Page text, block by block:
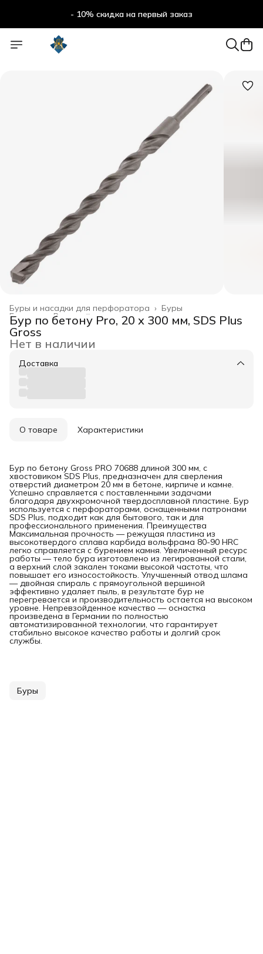
- 10% скидка на первый заказ
Буры
Буры и насадки для перфоратора ›
Режущий инструмент ›
Главная ›
Бур по бетону Pro, 20 х 300 мм, SDS Plus
Gross
Нет в наличии
Доставка
О товаре Характеристики
Бур по бетону Gross PRO 70688 длиной 300 мм, с
хвостовиком SDS Plus, предназначен для сверления
отверстий диаметром 20 мм в бетоне, кирпиче и камне.
Успешно справляется с поставленными задачами
благодаря двухкромочной твердосплавной пластине. Бур
используется с перфораторами, оснащенными патронами
SDS Plus, подходит как для бытового, так и для
профессионального применения. Преимущества
Максимальная прочность — режущая пластина из
высокотвердого сплава карбида вольфрама 80-90 HRC
легко справляется с бурением камня. Увеличенный ресурс
работы — тело бура изготовлено из легированной стали,
а верхний слой закален токами высокой частоты, что
повышает его износостойкость. Улучшенный отвод шлама
— двойная спираль с прямоугольной вершиной
эффективно удаляет пыль, в результате бур не
перегревается и производительность остается на высоком
уровне. Непревзойденное качество — оснастка
произведена в Германии по полностью
автоматизированной технологии, что гарантирует
стабильно высокое качество работы и долгий срок
службы.
Буры